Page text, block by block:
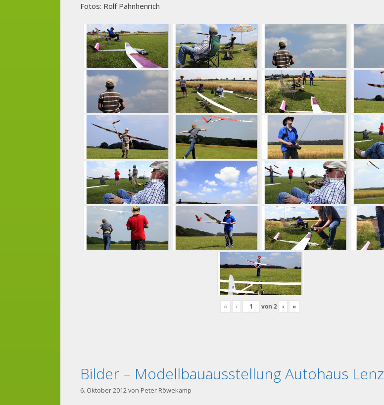
Fotos: Rolf Pahnhenrich
« ‹ von 2 › »
Bilder – Modellbauausstellung Autohaus Lenz
6. Oktober 2012von Peter Röwekamp